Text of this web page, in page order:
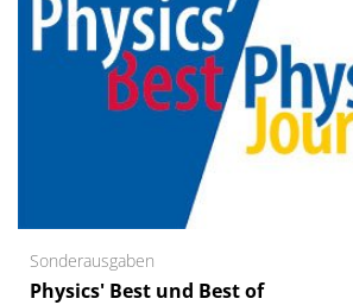
Sonderausgaben
Physics' Best und Best of